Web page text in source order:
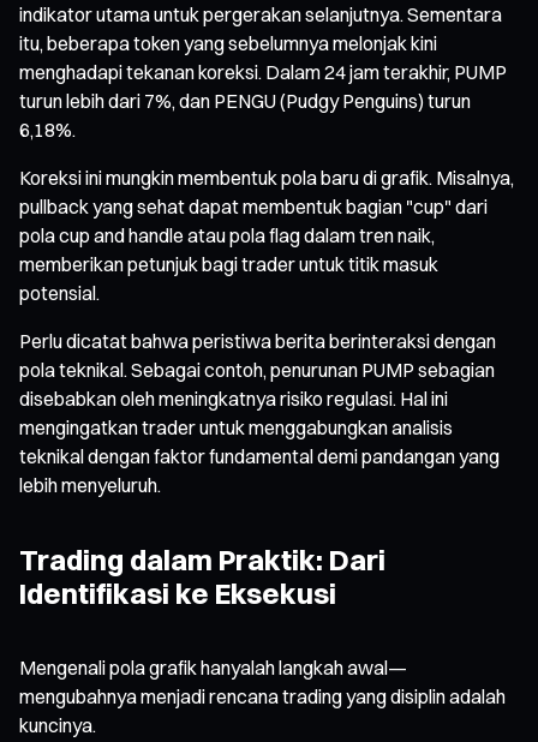
indikator utama untuk pergerakan selanjutnya. Sementara
itu, beberapa token yang sebelumnya melonjak kini
menghadapi tekanan koreksi. Dalam 24 jam terakhir, PUMP
turun lebih dari 7%, dan PENGU (Pudgy Penguins) turun
6,18%.
Koreksi ini mungkin membentuk pola baru di grafik. Misalnya,
pullback yang sehat dapat membentuk bagian "cup" dari
pola cup and handle atau pola flag dalam tren naik,
memberikan petunjuk bagi trader untuk titik masuk
potensial.
Perlu dicatat bahwa peristiwa berita berinteraksi dengan
pola teknikal. Sebagai contoh, penurunan PUMP sebagian
disebabkan oleh meningkatnya risiko regulasi. Hal ini
mengingatkan trader untuk menggabungkan analisis
teknikal dengan faktor fundamental demi pandangan yang
lebih menyeluruh.
Trading dalam Praktik: Dari
Identifikasi ke Eksekusi
Mengenali pola grafik hanyalah langkah awal—
mengubahnya menjadi rencana trading yang disiplin adalah
kuncinya.